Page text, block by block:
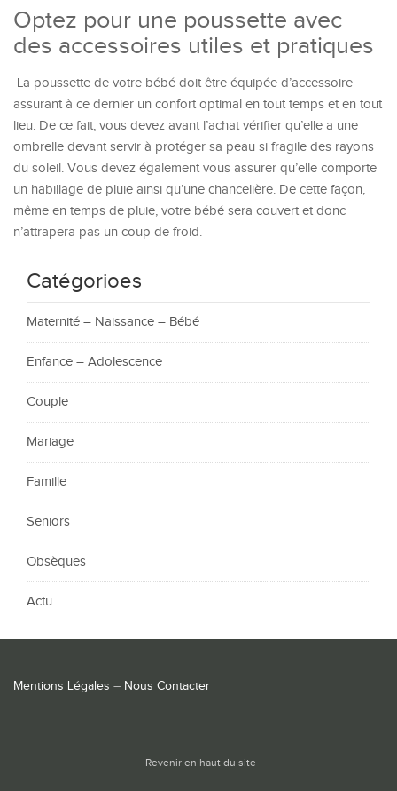
Optez pour une poussette avec
des accessoires utiles et pratiques
La poussette de votre bébé doit être équipée d’accessoire
assurant à ce dernier un confort optimal en tout temps et en tout
lieu. De ce fait, vous devez avant l’achat vérifier qu’elle a une
ombrelle devant servir à protéger sa peau si fragile des rayons
du soleil. Vous devez également vous assurer qu’elle comporte
un habillage de pluie ainsi qu’une chancelière. De cette façon,
même en temps de pluie, votre bébé sera couvert et donc
n’attrapera pas un coup de froid.
Catégorioes
Maternité – Naissance – Bébé
Enfance – Adolescence
Couple
Mariage
Famille
Seniors
Obsèques
Actu
Mentions Légales – Nous Contacter
Revenir en haut du site